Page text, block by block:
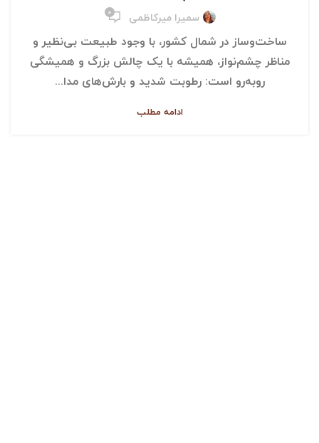
سمیرا میرکاظمی ۰
ساخت‌وساز در شمال کشور، با وجود طبیعت بی‌نظیر و
مناظر چشم‌نواز، همیشه با یک چالش بزرگ و همیشگی
روبه‌رو است: رطوبت شدید و بارش‌های مدا...
ادامه مطلب